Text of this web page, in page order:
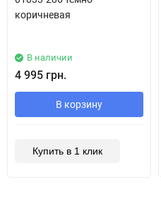
коричневая
В наличии
4 995 грн.
В корзину
Купить в 1 клик